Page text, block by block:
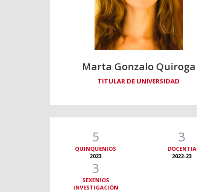
Marta Gonzalo Quiroga
TITULAR DE UNIVERSIDAD
5
QUINQUENIOS
2023
3
DOCENTIA
2022-23
3
SEXENIOS
INVESTIGACIÓN